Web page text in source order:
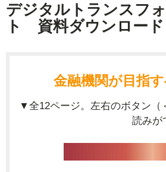
デジタルトランスフ
ト 資料ダウンロード
金融機関が目指
▼全12ページ。左右のボタン（
読みが